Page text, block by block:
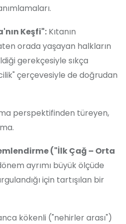
Keşfi": Kıtanın
orada yaşayan halkların
gerekçesiyle sıkça
çerçevesiyle de doğrudan
perspektifinden türeyen,
("İlk Çağ – Orta
ayrımı büyük ölçüde
için tartışılan bir
kökenli ("nehirler arası")